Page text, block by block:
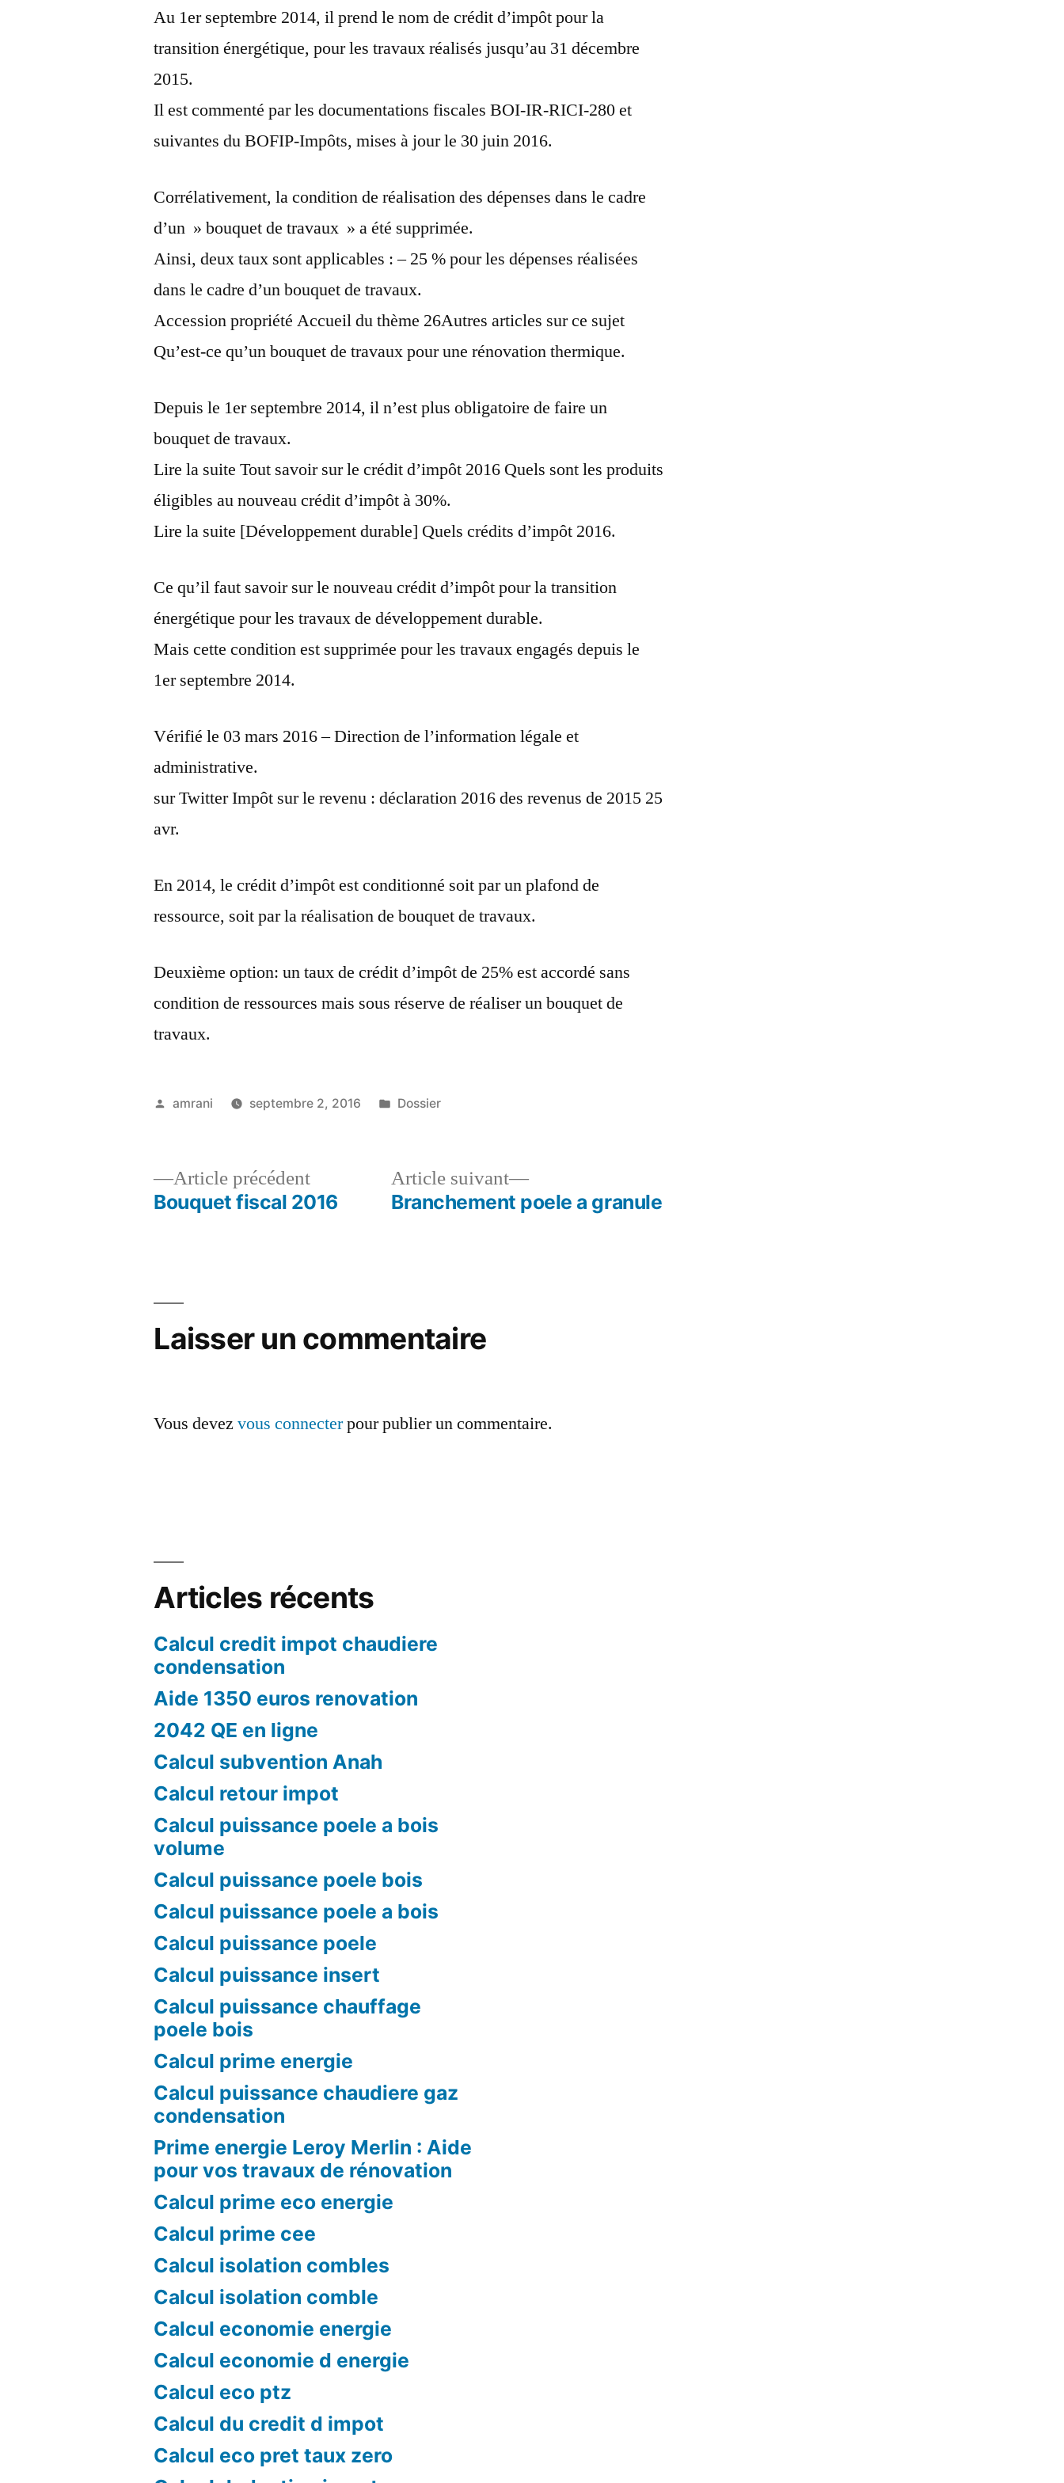
credit
2016
Au 1er septembre 2014, il prend le nom de crédit d’impôt pour la
transition énergétique, pour les travaux réalisés jusqu’au 31 décembre
2015.
Il est commenté par les documentations fiscales BOI-IR-RICI-280 et
suivantes du BOFIP-Impôts, mises à jour le 30 juin 2016.
Corrélativement, la condition de réalisation des dépenses dans le cadre
d’un » bouquet de travaux » a été supprimée.
Ainsi, deux taux sont applicables : – 25 % pour les dépenses réalisées
dans le cadre d’un bouquet de travaux.
Accession propriété Accueil du thème 26Autres articles sur ce sujet
Qu’est-ce qu’un bouquet de travaux pour une rénovation thermique.
Depuis le 1er septembre 2014, il n’est plus obligatoire de faire un
bouquet de travaux.
Lire la suite Tout savoir sur le crédit d’impôt 2016 Quels sont les produits
éligibles au nouveau crédit d’impôt à 30%.
Lire la suite [Développement durable] Quels crédits d’impôt 2016.
Ce qu’il faut savoir sur le nouveau crédit d’impôt pour la transition
énergétique pour les travaux de développement durable.
Mais cette condition est supprimée pour les travaux engagés depuis le
1er septembre 2014.
Vérifié le 03 mars 2016 – Direction de l’information légale et
administrative.
sur Twitter Impôt sur le revenu : déclaration 2016 des revenus de 2015 25
avr.
En 2014, le crédit d’impôt est conditionné soit par un plafond de
ressource, soit par la réalisation de bouquet de travaux.
Deuxième option: un taux de crédit d’impôt de 25% est accordé sans
condition de ressources mais sous réserve de réaliser un bouquet de
travaux.
Publié
amrani septembre 2, 2016
Publié
Dossier
Navigation
Article précédentArticle
précédent :
Bouquet fiscal 2016
Article suivant
Article
suivant :
Branchement poele a granule
Laisser un commentaire
Vous devezvous connecterpour publier un commentaire.
Articles récents
Calcul credit impot chaudiere
condensation
Aide 1350 euros renovation
2042 QE en ligne
Calcul subvention Anah
Calcul retour impot
Calcul puissance poele a bois
volume
Calcul puissance poele bois
Calcul puissance poele a bois
Calcul puissance poele
Calcul puissance insert
Calcul puissance chauffage
poele bois
Calcul prime energie
Calcul puissance chaudiere gaz
condensation
Prime energie Leroy Merlin : Aide
pour vos travaux de rénovation
Calcul prime eco energie
Calcul prime cee
Calcul isolation combles
Calcul isolation comble
Calcul economie energie
Calcul economie d energie
Calcul eco ptz
Calcul du credit d impot
Calcul eco pret taux zero